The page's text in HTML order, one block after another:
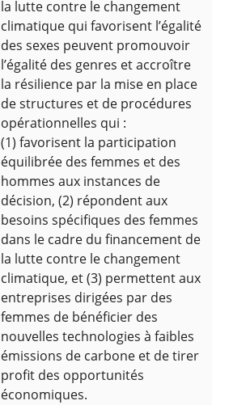
la lutte contre le changement
climatique qui favorisent l’égalité
des sexes peuvent promouvoir
l’égalité des genres et accroître
la résilience par la mise en place
de structures et de procédures
opérationnelles qui :
(1) favorisent la participation
équilibrée des femmes et des
hommes aux instances de
décision, (2) répondent aux
besoins spécifiques des femmes
dans le cadre du financement de
la lutte contre le changement
climatique, et (3) permettent aux
entreprises dirigées par des
femmes de bénéficier des
nouvelles technologies à faibles
émissions de carbone et de tirer
profit des opportunités
économiques.